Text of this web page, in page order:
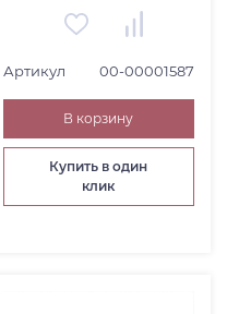
Артикул 00-00001587
В корзину
Купить в один
клик